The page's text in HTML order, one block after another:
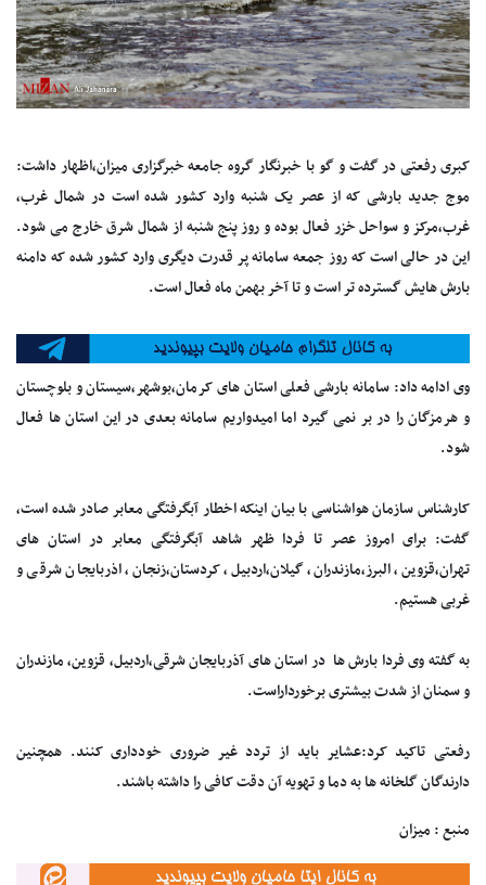
کبری رفعتی در گفت و گو با خبرنگار گروه جامعه خبرگزاری میزان،اظهار داشت:
موج جدید بارشی که از عصر یک شنبه وارد کشور شده است در شمال غرب،
غرب،مرکز و سواحل خزر فعال بوده و روز پنج شنبه از شمال شرق خارج می شود.
این در حالی است که روز جمعه سامانه پر قدرت دیگری وارد کشور شده که دامنه
بارش هایش گسترده تر است و تا آخر بهمن ماه فعال است.
وی ادامه داد: سامانه بارشی فعلی استان های کرمان،بوشهر،سیستان و بلوچستان
و هرمزگان را در بر نمی گیرد اما امیدواریم سامانه بعدی در این استان ها فعال
شود.
کارشناس سازمان هواشناسی با بیان اینکه اخطار آبگرفتگی معابر صادر شده است،
گفت: برای امروز عصر تا فردا ظهر شاهد آبگرفتگی معابر در استان های
تهران،قزوین، البرز،مازندران، گیلان،اردبیل، کردستان،زنجان، اذربایجان شرقی و
غربی هستیم.
به گفته وی فردا بارش ها در استان های آذربایجان شرقی،اردبیل، قزوین، مازندران
و سمنان از شدت بیشتری برخورداراست.
رفعتی تاکید کرد:عشایر باید از تردد غیر ضروری خودداری کنند. همچنین
دارندگان گلخانه ها به دما و تهویه آن دقت کافی را داشته باشند.
منبع : میزان